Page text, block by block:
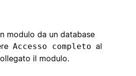
modulo da un database
Accesso completo al
il modulo.